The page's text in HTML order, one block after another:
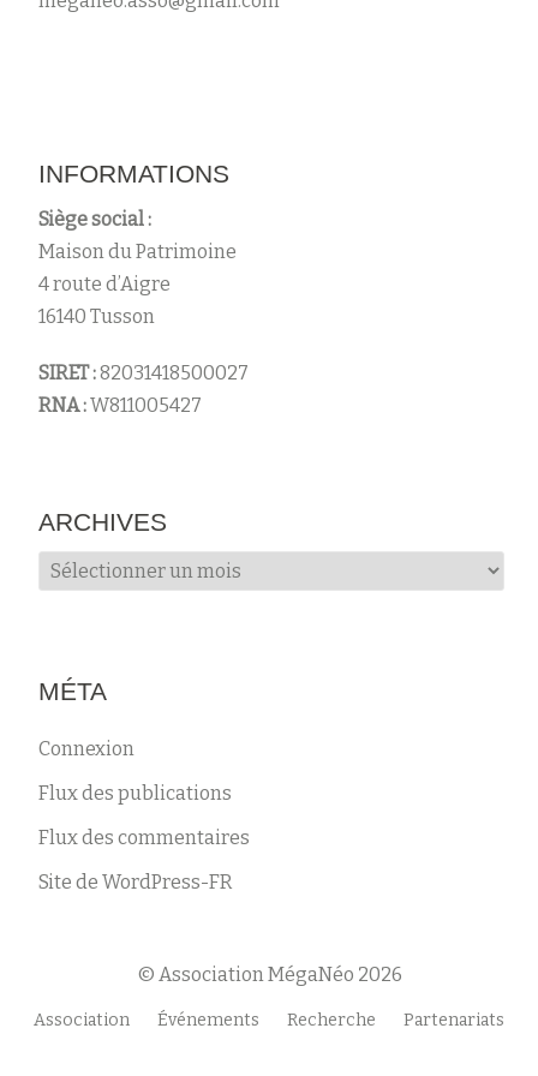
INFORMATIONS
Siège social :
Maison du Patrimoine
4 route d’Aigre
16140 Tusson
SIRET :82031418500027
RNA :W811005427
ARCHIVES
Archives
MÉTA
Connexion
Flux des publications
Flux des commentaires
Site de WordPress-FR
© Association MégaNéo 2026
Menu
Association Événements Recherche Partenariats